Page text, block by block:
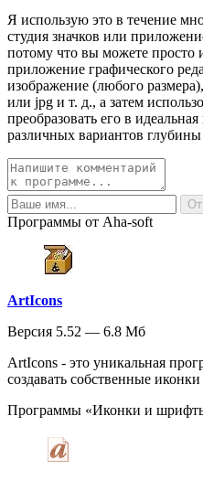
Я использую это в течение
студия значков или
потому что вы можете просто
приложение графического
изображение (любого
или jpg и т. д., а затем
преобразовать его в
различных вариантов
Программы от Aha-soft
ArtIcons
Версия 5.52 — 6.8 Мб
ArtIcons - это уникальная
создавать собственные
Программы «Иконки и